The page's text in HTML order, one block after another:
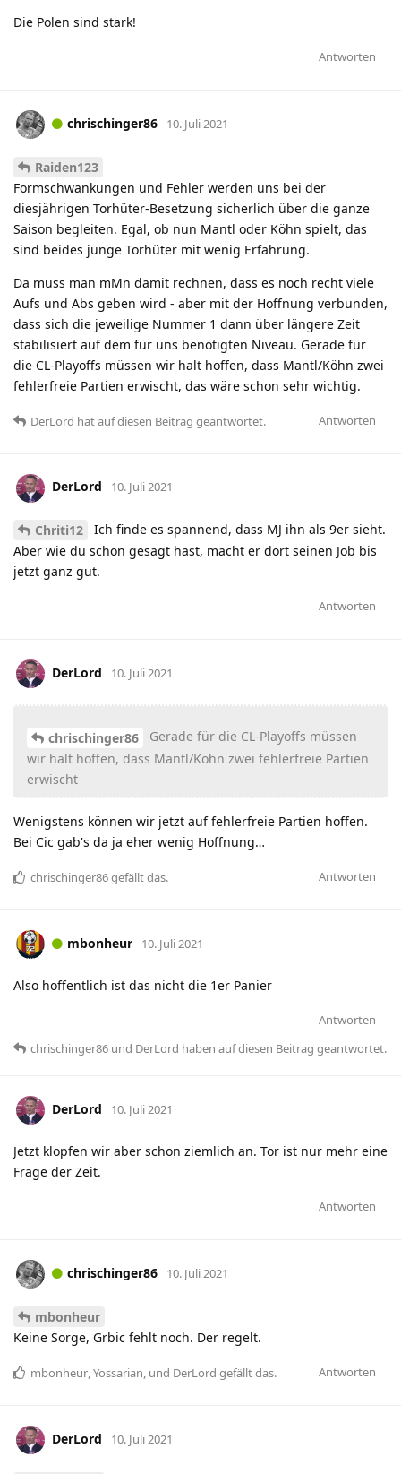
Die Polen sind stark!
Antworten
chrischinger86 10. Juli 2021
Raiden123
Formschwankungen und Fehler werden uns bei der
diesjährigen Torhüter-Besetzung sicherlich über die ganze
Saison begleiten. Egal, ob nun Mantl oder Köhn spielt, das
sind beides junge Torhüter mit wenig Erfahrung.
Da muss man mMn damit rechnen, dass es noch recht viele
Aufs und Abs geben wird - aber mit der Hoffnung verbunden,
dass sich die jeweilige Nummer 1 dann über längere Zeit
stabilisiert auf dem für uns benötigten Niveau. Gerade für
die CL-Playoffs müssen wir halt hoffen, dass Mantl/Köhn zwei
fehlerfreie Partien erwischt, das wäre schon sehr wichtig.
Antworten
DerLord hatauf diesen Beitrag geantwortet.
DerLord 10. Juli 2021
Chriti12
Ich finde es spannend, dass MJ ihn als 9er sieht.
Aber wie du schon gesagt hast, macht er dort seinen Job bis
jetzt ganz gut.
Antworten
DerLord 10. Juli 2021
chrischinger86
Gerade für die CL-Playoffs müssen
wir halt hoffen, dass Mantl/Köhn zwei fehlerfreie Partien
erwischt
Wenigstens können wir jetzt auf fehlerfreie Partien hoffen.
Bei Cic gab's da ja eher wenig Hoffnung…
Antworten
chrischinger86gefällt das.
mbonheur 10. Juli 2021
Also hoffentlich ist das nicht die 1er Panier
Antworten
chrischinger86 und DerLord haben auf diesen Beitrag geantwortet.
DerLord 10. Juli 2021
Jetzt klopfen wir aber schon ziemlich an. Tor ist nur mehr eine
Frage der Zeit.
Antworten
chrischinger86 10. Juli 2021
mbonheur
Keine Sorge, Grbic fehlt noch. Der regelt.
Antworten
mbonheur,Yossarian, und DerLord gefällt das.
DerLord 10. Juli 2021